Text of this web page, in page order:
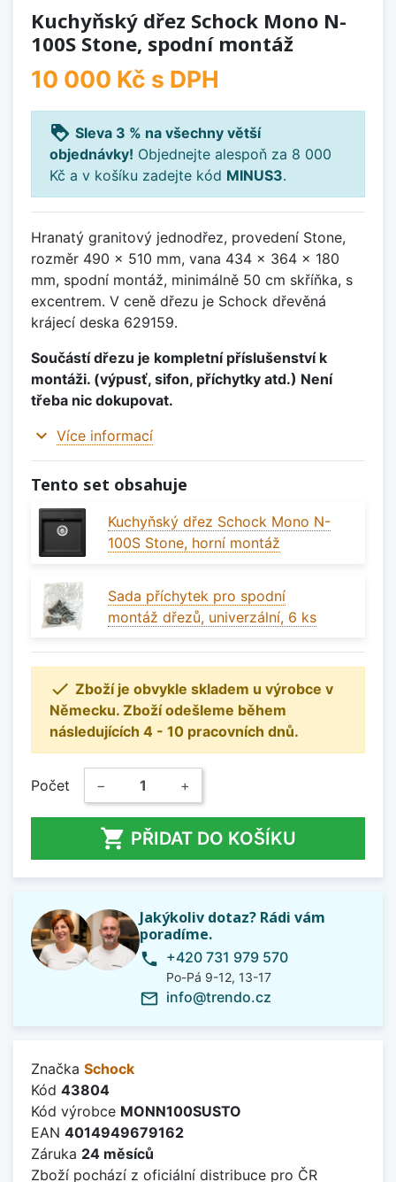
Kuchyňský dřez Schock Mono N-
100S Stone, spodní montáž
10 000 Kč s DPH
loyalty Sleva 3 % na všechny větší
objednávky! Objednejte alespoň za 8 000
Kč a v košíku zadejte kód MINUS3.
Hranatý granitový jednodřez, provedení Stone,
rozměr 490 x 510 mm, vana 434 x 364 x 180
mm, spodní montáž, minimálně 50 cm skříňka, s
excentrem. V ceně dřezu je Schock dřevěná
krájecí deska 629159.
Součástí dřezu je kompletní příslušenství k
montáži. (výpusť, sifon, příchytky atd.) Není
třeba nic dokupovat.
expand_more Více informací
Tento set obsahuje
Kuchyňský dřez Schock Mono N-
100S Stone, horní montáž
Sada příchytek pro spodní
montáž dřezů, univerzální, 6 ks
 Zboží je obvykle skladem u výrobce v
Německu. Zboží odešleme během
následujících 4 - 10 pracovních dnů.
Počet − +
 PŘIDAT DO KOŠÍKU
Jakýkoliv dotaz? Rádi vám
poradíme.
phone +420 731 979 570
Po-Pá 9-12, 13-17
mail_outline info@trendo.cz
Značka Schock
Kód 43804
Kód výrobce MONN100SUSTO
EAN 4014949679162
Záruka 24 měsíců
Zboží pochází z oficiální distribuce pro ČR